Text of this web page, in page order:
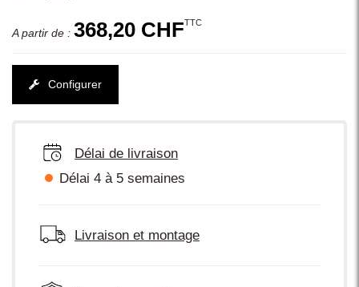
A partir de : 368,20 CHFTTC
Configurer
Délai de livraison
Délai 4 à 5 semaines
Livraison et montage